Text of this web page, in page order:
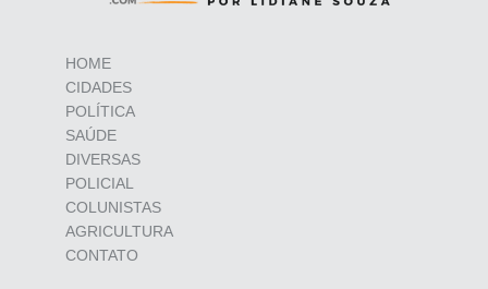
HOME
CIDADES
POLÍTICA
SAÚDE
DIVERSAS
POLICIAL
COLUNISTAS
AGRICULTURA
CONTATO